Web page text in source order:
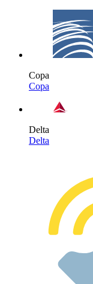
Copa
Copa
Delta
Delta